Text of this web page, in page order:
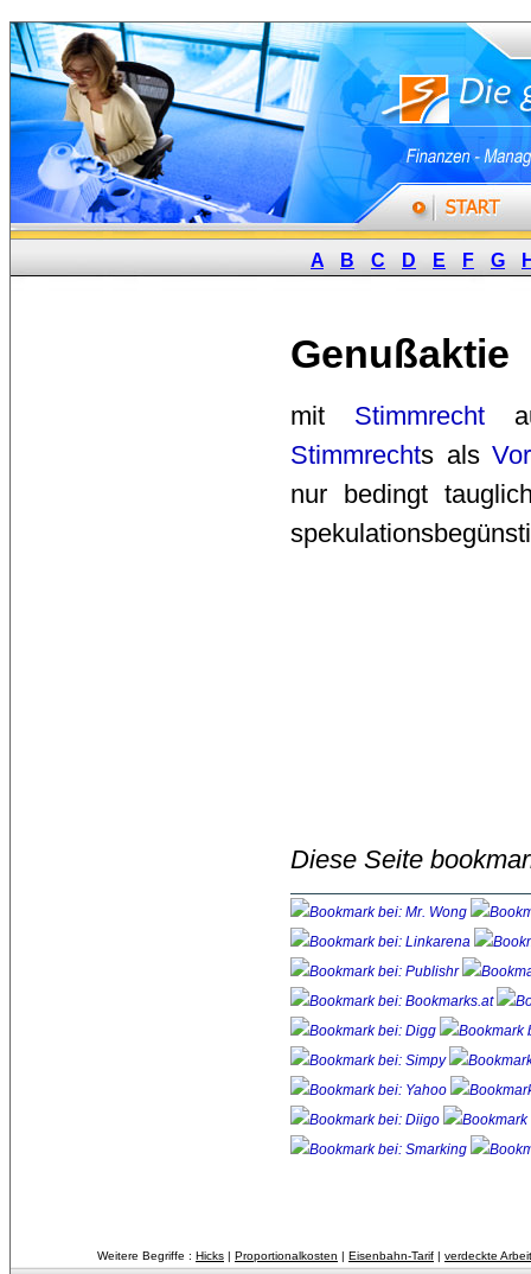
A B C D E F G
Genußaktie
mit Stimmrecht
Stimmrechts als
nur bedingt
Diese Seite
Weitere Begriffe : Hicks | Proportionalkosten | Eisenbahn-Tarif | verdeckte